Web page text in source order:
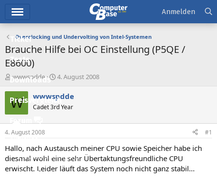
Ticker
Tests
Downloads
Preisvergleich
Forum
Aktuelles
Empfohlene Inhalte
Neue Beiträge
Anmelden
Overclocking und Undervolting von Intel-Systemen
Brauche Hilfe bei OC Einstellung (P5QE /
E8600)
E
r
s
t
l
e
r
wwwspdde
E
s
t
e
t
a
4. August 2008
W wwwspdde
Cadet 3rd Year
4. August 2008 #1
Hallo, nach Austausch meiner CPU sowie Speicher habe ich
diesmal wohl eine sehr Übertaktungsfreundliche CPU
erwischt. Leider läuft das System noch nicht ganz stabil...